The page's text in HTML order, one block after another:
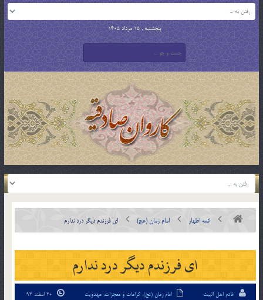
پنجشنبه , 15 مرداد 1405
ائمه اطهار امام زمان (عج) ای فرزندم دیگر درد ندارم
ای فرزندم دیگر درد ندارم
خادم اهل البیت امام زمان (عج),کرامات و معجزات, مهدویت